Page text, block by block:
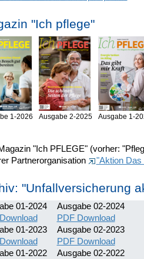
"Ich pflege"
1-2026 Ausgabe 2-2025 Ausgabe 1-
"Ich PFLEGE" (vorher:
Partnerorganisation
"Aktion
"Unfallversicherung
01-2024
Ausgabe 02-2024
PDF Download
01-2023
Ausgabe 02-2023
PDF Download
01-2022
Ausgabe 02-2022